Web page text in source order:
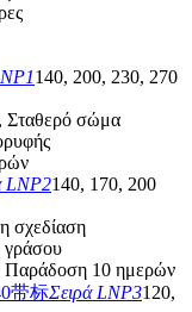
140, 200, 230, 270
Σταθερό σώμα
LNP2140, 170, 200
σχεδίαση
γράσου
Παράδοση 10 ημερών
Σειρά LNP3120,